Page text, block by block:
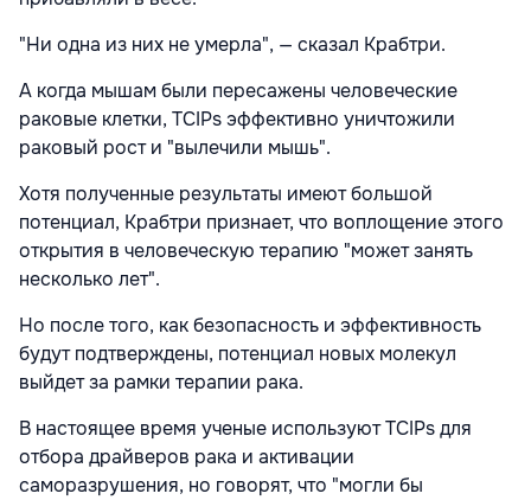
"Ни одна из них не умерла", — сказал Крабтри.
А когда мышам были пересажены человеческие
раковые клетки, TCIPs эффективно уничтожили
раковый рост и "вылечили мышь".
Хотя полученные результаты имеют большой
потенциал, Крабтри признает, что воплощение этого
открытия в человеческую терапию "может занять
несколько лет".
Но после того, как безопасность и эффективность
будут подтверждены, потенциал новых молекул
выйдет за рамки терапии рака.
В настоящее время ученые используют TCIPs для
отбора драйверов рака и активации
саморазрушения, но говорят, что "могли бы